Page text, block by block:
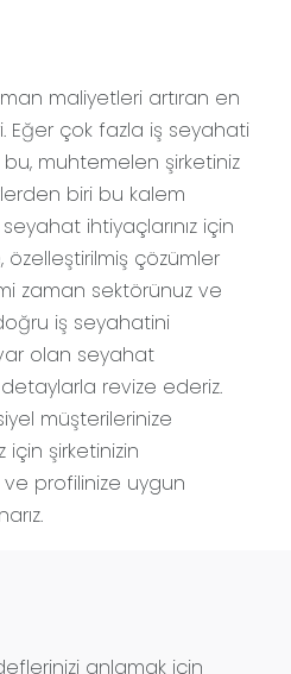
maliyetleri artıran en
Eğer çok fazla iş seyahati
muhtemelen şirketiniz
biri bu kalem
ihtiyaçlarınız için
çözümler
zaman sektörünuz ve
iş seyahatini
olan seyahat
detaylarla revize ederiz.
müşterilerinize
için şirketinizin
profilinize uygun
anlamak için